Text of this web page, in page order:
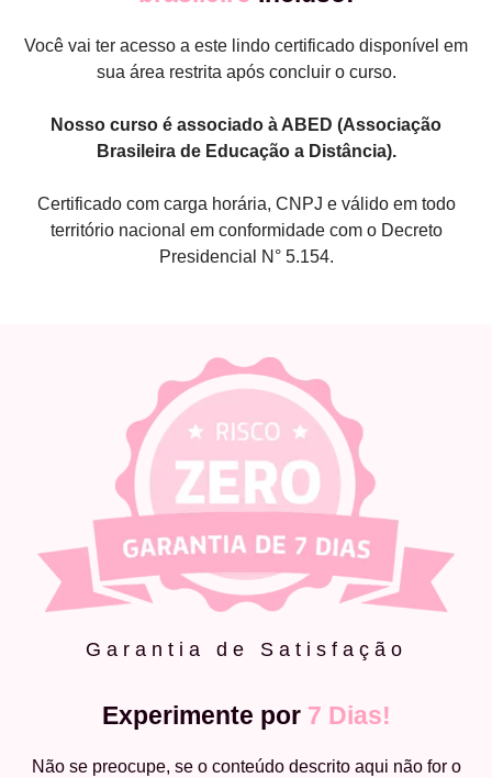
Você vai ter acesso a este lindo certificado disponível em
sua área restrita após concluir o curso.
Nosso curso é associado à ABED (Associação
Brasileira de Educação a Distância).
Certificado com carga horária, CNPJ e válido em todo
território nacional em conformidade com o Decreto
Presidencial N° 5.154.
Garantia de Satisfação
Experimente por 7 Dias!
Não se preocupe, se o conteúdo descrito aqui não for o